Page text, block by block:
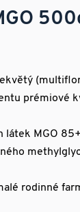
prémiové
látek MGO 85+
rodinné